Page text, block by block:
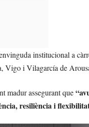
institucional a
Vigo i Vilagarcía de
madur assegurant que
resiliència i